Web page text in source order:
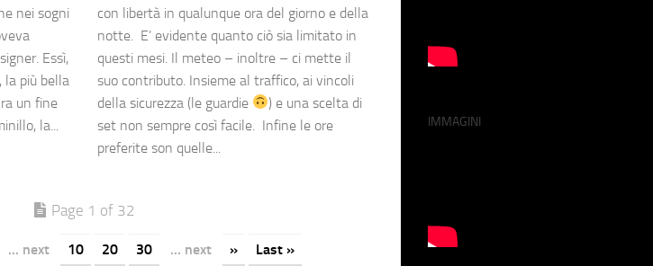
nei sogni
Essì,
la più bella
un fine
la...
con libertà in qualunque ora del giorno e della
notte. E’ evidente quanto ciò sia limitato in
questi mesi. Il meteo – inoltre – ci mette il
suo contributo. Insieme al traffico, ai vincoli
della sicurezza (le guardie
) e una scelta di
set non sempre così facile. Infine le ore
preferite son quelle...
Page 1 of 32
... next 10 20 30 ... next » Last »
IMMAGINI